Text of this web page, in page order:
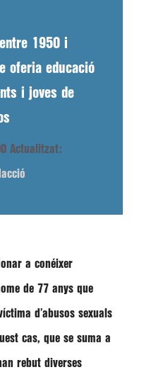
1950 i
oferia educació
i joves de
Actualitzat:
a conéixer
de 77 anys que
d’abusos sexuals
cas, que se suma a
rebut diverses